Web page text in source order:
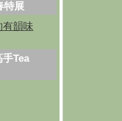
特展
有韻味
Tea